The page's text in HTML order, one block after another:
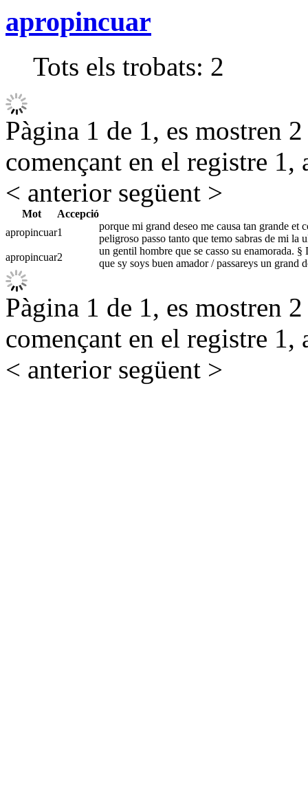
apropincuar
Tots els trobats: 2
Pàgina 1 de 1, es mostren
començant en el registre 1,
< anterior següent >
Mot
Accepció
apropincuar1
porque mi grand deseo me causa tan grande et
peligroso passo tanto que temo sabras de mi la
apropincuar2
un gentil hombre que se casso su enamorada.
que sy soys buen amador / passareys un grand
Pàgina 1 de 1, es mostren
començant en el registre 1,
< anterior següent >